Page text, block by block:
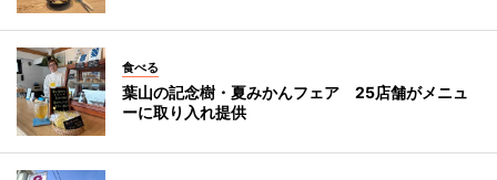
食べる
葉山の記念樹・夏みかんフェア 25店舗がメニュ
ーに取り入れ提供